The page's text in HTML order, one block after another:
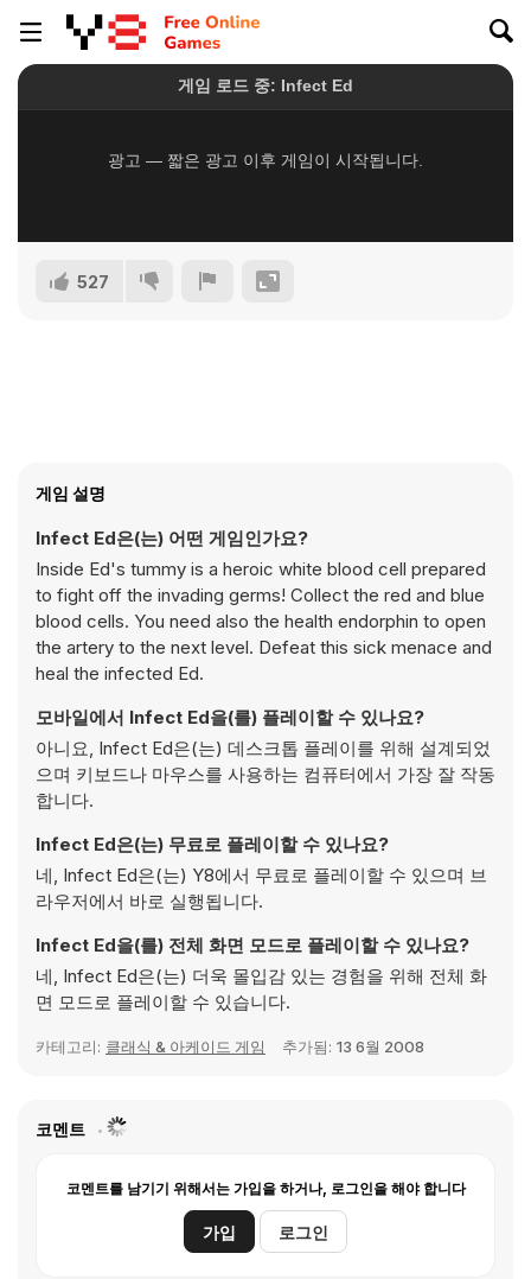
527
게임 설명
Infect Ed은(는) 어떤 게임인가요?
Inside Ed's tummy is a heroic white blood cell prepared
to fight off the invading germs! Collect the red and blue
blood cells. You need also the health endorphin to open
the artery to the next level. Defeat this sick menace and
heal the infected Ed.
모바일에서 Infect Ed을(를) 플레이할 수 있나요?
아니요, Infect Ed은(는) 데스크톱 플레이를 위해 설계되었
으며 키보드나 마우스를 사용하는 컴퓨터에서 가장 잘 작동
합니다.
Infect Ed은(는) 무료로 플레이할 수 있나요?
네, Infect Ed은(는) Y8에서 무료로 플레이할 수 있으며 브
라우저에서 바로 실행됩니다.
Infect Ed을(를) 전체 화면 모드로 플레이할 수 있나요?
네, Infect Ed은(는) 더욱 몰입감 있는 경험을 위해 전체 화
면 모드로 플레이할 수 있습니다.
카테고리: 클래식 & 아케이드 게임 추가됨: 13 6월 2008
코멘트
코멘트를 남기기 위해서는 가입을 하거나, 로그인을 해야 합니다
가입 로그인